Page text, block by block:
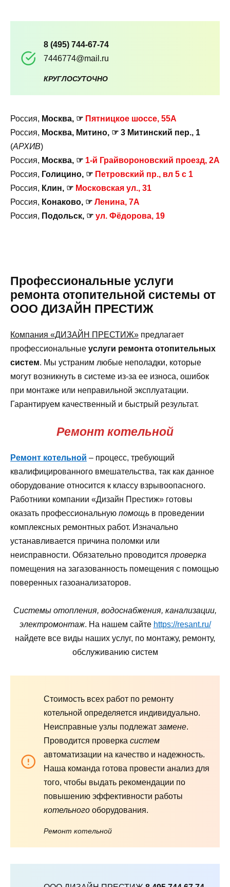
8 (495) 744-67-74
7446774@mail.ru
КРУГЛОСУТОЧНО
Россия, Москва, ☞ Пятницкое шоссе, 55А
Россия, Москва, Митино, ☞ 3 Митинский пер., 1
(АРХИВ)
Россия, Москва, ☞ 1-й Грайвороновский проезд, 2А
Россия, Голицино, ☞ Петровский пр., вл 5 с 1
Россия, Клин, ☞ Московская ул., 31
Россия, Конаково, ☞ Ленина, 7А
Россия, Подольск, ☞ ул. Фёдорова, 19
Профессиональные услуги
ремонта отопительной системы от
ООО ДИЗАЙН ПРЕСТИЖ
Компания «ДИЗАЙН ПРЕСТИЖ» предлагает
профессиональные услуги ремонта отопительных
систем. Мы устраним любые неполадки, которые
могут возникнуть в системе из-за ее износа, ошибок
при монтаже или неправильной эксплуатации.
Гарантируем качественный и быстрый результат.
Ремонт котельной
Ремонт котельной – процесс, требующий
квалифицированного вмешательства, так как данное
оборудование относится к классу взрывоопасного.
Работники компании «Дизайн Престиж» готовы
оказать профессиональную помощь в проведении
комплексных ремонтных работ. Изначально
устанавливается причина поломки или
неисправности. Обязательно проводится проверка
помещения на загазованность помещения с помощью
поверенных газоанализаторов.
Системы отопления, водоснабжения, канализации,
электромонтаж. На нашем сайте https://resant.ru/
найдете все виды наших услуг, по монтажу, ремонту,
обслуживанию систем
Стоимость всех работ по ремонту
котельной определяется индивидуально.
Неисправные узлы подлежат замене.
Проводится проверка систем
автоматизации на качество и надежность.
Наша команда готова провести анализ для
того, чтобы выдать рекомендации по
повышению эффективности работы
котельного оборудования.
Ремонт котельной